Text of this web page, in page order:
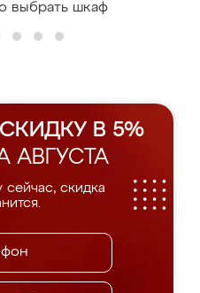
выбрать шкаф
В 5%
АВГУСТА
сейчас, скидка